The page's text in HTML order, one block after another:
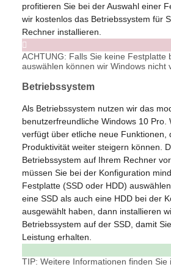
profitieren Sie bei der Auswahl einer
wir kostenlos das Betriebssystem für
Rechner installieren.
ACHTUNG: Falls Sie keine Festplatte
auswählen können wir Windows nicht
Betriebssystem
Als Betriebssystem nutzen wir das
benutzerfreundliche Windows 10 Pro.
verfügt über etliche neue Funktionen,
Produktivität weiter steigern können.
Betriebssystem auf Ihrem Rechner
müssen Sie bei der Konfiguration
Festplatte (SSD oder HDD)
eine SSD als auch eine HDD bei der
ausgewählt haben, dann installieren
Betriebssystem auf der SSD, damit
Leistung erhalten.
TIP: Weitere Informationen finden Sie